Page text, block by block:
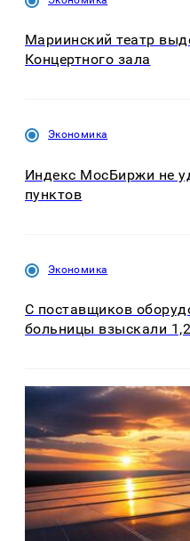
Мариинский театр
Концертного зала
Экономика
Индекс МосБиржи не
пунктов
Экономика
С поставщиков
больницы взыскали